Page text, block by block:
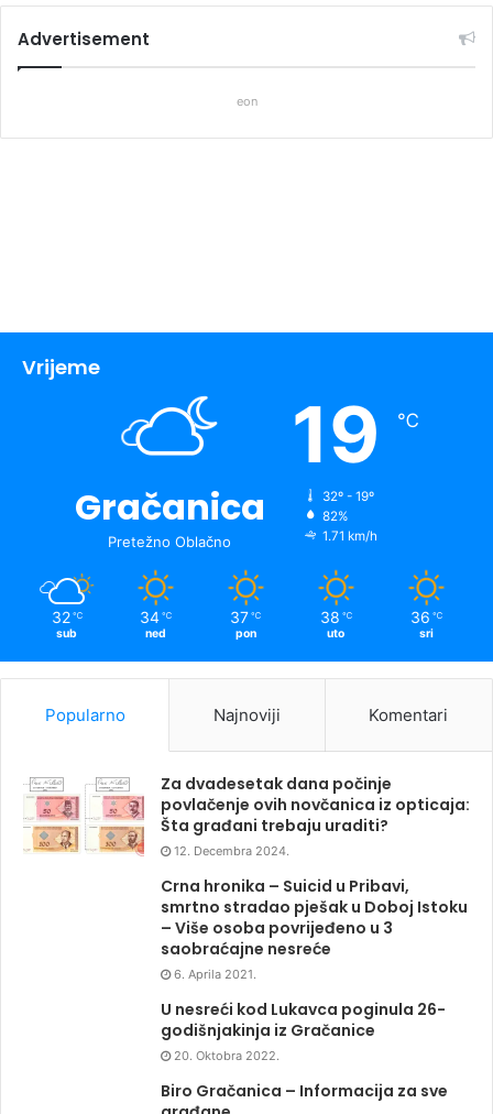
Advertisement
eon
Vrijeme
Gračanica
Pretežno Oblačno
19 ℃
32º - 19º
82%
1.71 km/h
32 ℃
sub
34 ℃
ned
37 ℃
pon
38 ℃
uto
36 ℃
sri
Popularno Najnoviji Komentari
Za dvadesetak dana počinje
povlačenje ovih novčanica iz opticaja:
Šta građani trebaju uraditi?
12. Decembra 2024.
Crna hronika – Suicid u Pribavi,
smrtno stradao pješak u Doboj Istoku
– Više osoba povrijeđeno u 3
saobraćajne nesreće
6. Aprila 2021.
U nesreći kod Lukavca poginula 26-
godišnjakinja iz Gračanice
20. Oktobra 2022.
Biro Gračanica – Informacija za sve